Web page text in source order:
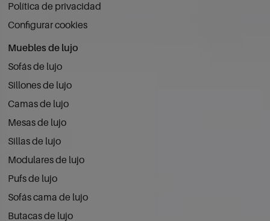
Política de privacidad
Configurar cookies
Muebles de lujo
Sofás de lujo
Sillones de lujo
Camas de lujo
Mesas de lujo
Sillas de lujo
Modulares de lujo
Pufs de lujo
Sofás cama de lujo
Butacas de lujo